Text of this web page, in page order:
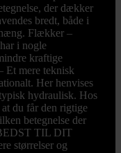
der dækker
bredt, både i
Flækker –
i nogle
kraftige
Et mere teknisk
Her henvises
hydraulisk. Hos
du får den rigtige
betegnelse der
TIL DIT
størrelser og